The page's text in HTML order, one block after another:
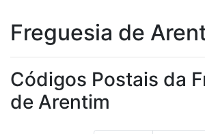
Freguesia de
Códigos Postais da
de Arentim